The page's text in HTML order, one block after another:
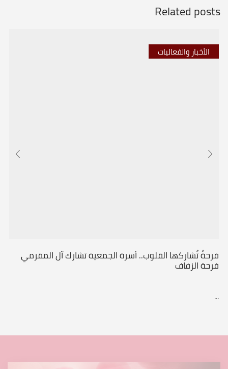
Related posts
الأخبار والفعاليات
فرحةٌ تُشاركها القلوب.. أسرة الجمعية تشارك آل المقرمي
فرحة الزفاف
...